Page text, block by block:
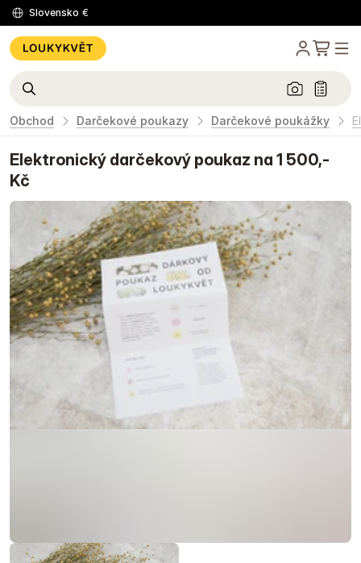
Slovensko €
Obchod Darčekové poukazy Darčekové poukážky
Elektronický darčekový poukaz na 1 500,-
Kč